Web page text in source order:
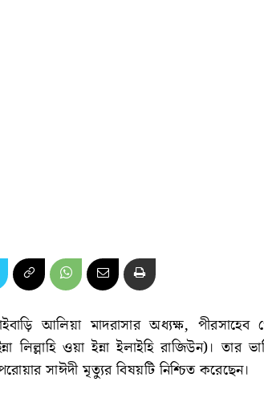
আলিয়া মাদরাসার অধ্যক্ষ, পীরসাহেব
লিল্লাহি ওয়া ইন্না ইলাইহি রাজিউন)। তার
সাঈদী মৃত্যুর বিষয়টি নিশ্চিত করেছেন।